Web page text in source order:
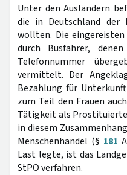
Unter den Ausländern
die in Deutschland der
wollten. Die
durch Busfahrer,
Telefonnummer
vermittelt. Der
Bezahlung für
zum Teil den Frauen
Tätigkeit als
in diesem
Menschenhandel (§ 181
Last legte, ist das
StPO verfahren.